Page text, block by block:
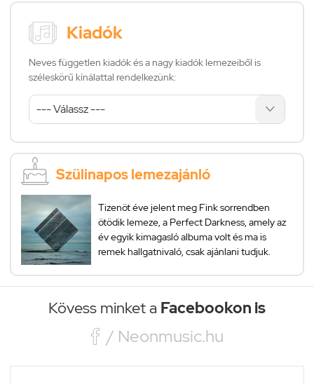
Kiadók
Neves független kiadók és a nagy kiadók lemezeiből is
széleskörű kínálattal rendelkezünk:
Szülinapos lemezajánló
Tizenöt éve jelent meg Fink sorrendben
ötödik lemeze, a Perfect Darkness, amely az
év egyik kimagasló albuma volt és ma is
remek hallgatnivaló, csak ajánlani tudjuk.
Kövess minket a Facebookon is
 / Neonmusic.hu